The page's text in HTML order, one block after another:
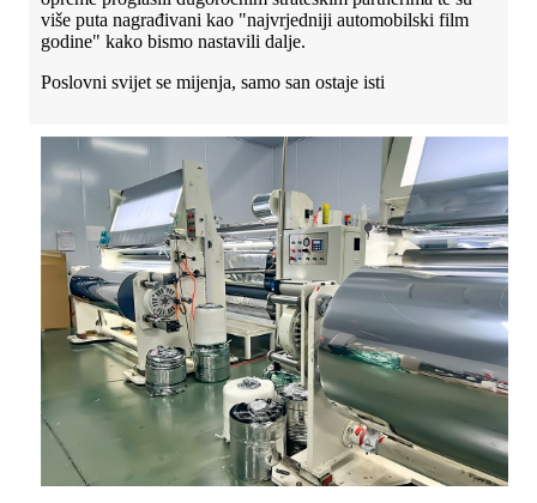
više puta nagrađivani kao "najvrjedniji automobilski film
godine" kako bismo nastavili dalje.
Poslovni svijet se mijenja, samo san ostaje isti